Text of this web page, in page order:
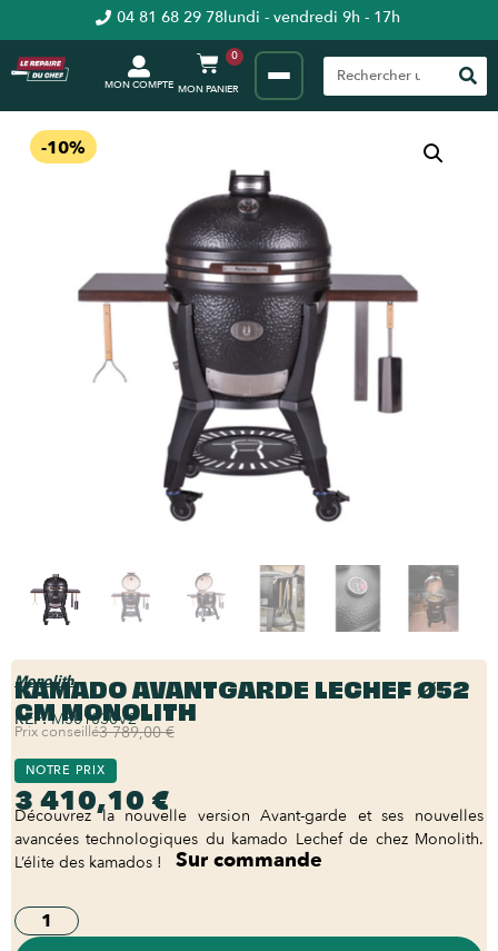
04 81 68 29 78lundi - vendredi 9h - 17h
MON COMPTE
0
-10%
Monolith
KAMADO AVANTGARDE LECHEF Ø52
CM MONOLITH
REF:M301030V2
Prix conseillé3 789,00 €
NOTRE PRIX
3 410,10 €
Découvrez la nouvelle version Avant-garde et ses nouvelles
avancées technologiques du kamado Lechef de chez Monolith.
L’élite des kamados !
Sur commande